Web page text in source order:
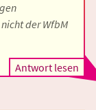
der WfbM
Antwort lesen